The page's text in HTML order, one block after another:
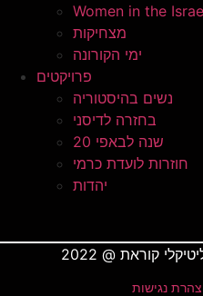
Women in the
מצחיקות
ימי הקורונה
פרויקטים
נשים בהיסטוריה
בחזרה לדיסני
20 שנה לבאפי
חוזרות לועדת כרמי
יהדות
נגישות